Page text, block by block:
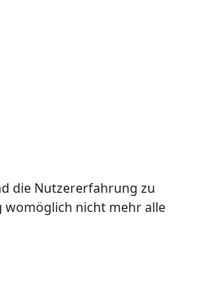
die Nutzererfahrung zu
womöglich nicht mehr alle